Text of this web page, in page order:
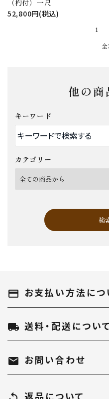
（杓付）一尺
52,800円(税込)
1
他の商
キーワード
カテゴリー
検
キーワード
カテゴリー
payment お支払い方法につ
local_shipping 送料・配送について
mail お問い合わせ
返品について